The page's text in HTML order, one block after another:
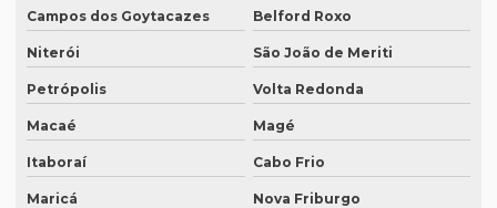
Empresa de degravação whatsapp
Empresa de degravação whatsapp em curitiba
Empresa de legendagem
Empresa de legendagem de filmes
Empresa de legendagem de filmes em sp
Campos dos Goytacazes Belford Roxo
Niterói São João de Meriti
Petrópolis Volta Redonda
Macaé Magé
Itaboraí Cabo Frio
Maricá Nova Friburgo